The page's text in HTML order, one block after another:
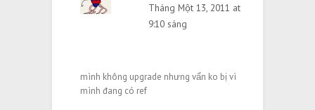
Tháng Một 13, 2011 at
9:10 sáng
mình không upgrade nhưng vẩn ko bị vì
mình đang có ref